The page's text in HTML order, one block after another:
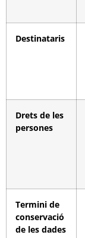
Destinataris
Drets de les
persones
Termini de
conservació
de les dades